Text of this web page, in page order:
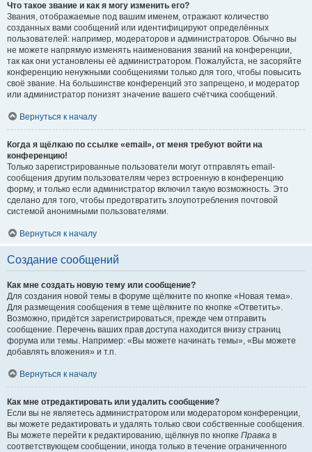
Что такое звание и как я могу изменить его?
Звания, отображаемые под вашим именем, отражают количество
созданных вами сообщений или идентифицируют определённых
пользователей: например, модераторов и администраторов. Обычно вы
не можете напрямую изменять наименования званий на конференции,
так как они установлены её администратором. Пожалуйста, не засоряйте
конференцию ненужными сообщениями только для того, чтобы повысить
своё звание. На большинстве конференций это запрещено, и модератор
или администратор понизят значение вашего счётчика сообщений.
Вернуться к началу
Когда я щёлкаю по ссылке «email», от меня требуют войти на
конференцию!
Только зарегистрированные пользователи могут отправлять email-
сообщения другим пользователям через встроенную в конференцию
форму, и только если администратор включил такую возможность. Это
сделано для того, чтобы предотвратить злоупотребления почтовой
системой анонимными пользователями.
Вернуться к началу
Создание сообщений
Как мне создать новую тему или сообщение?
Для создания новой темы в форуме щёлкните по кнопке «Новая тема».
Для размещения сообщения в теме щёлкните по кнопке «Ответить».
Возможно, придётся зарегистрироваться, прежде чем отправить
сообщение. Перечень ваших прав доступа находится внизу страниц
форума или темы. Например: «Вы можете начинать темы», «Вы можете
добавлять вложения» и т.п.
Вернуться к началу
Как мне отредактировать или удалить сообщение?
Если вы не являетесь администратором или модератором конференции,
вы можете редактировать и удалять только свои собственные сообщения.
Вы можете перейти к редактированию, щёлкнув по кнопке Правка в
соответствующем сообщении, иногда только в течение ограниченного